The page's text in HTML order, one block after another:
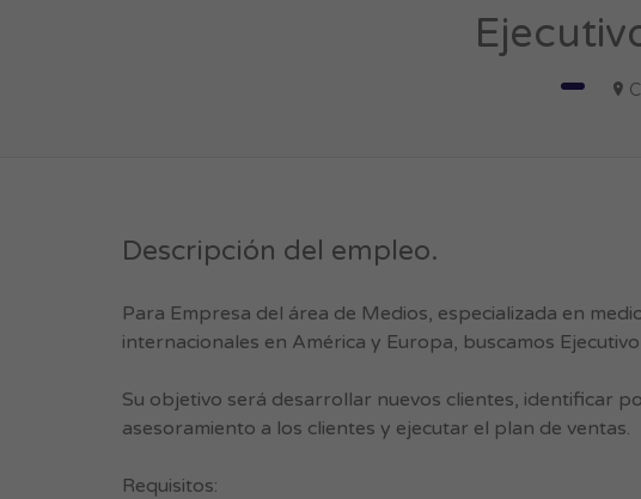
Descripción del empleo.
Para Empresa del área de Medios, especializada en
internacionales en América y Europa, buscamos
Su objetivo será desarrollar nuevos clientes, identificar
asesoramiento a los clientes y ejecutar el plan de ventas.
Requisitos: